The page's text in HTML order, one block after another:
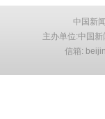
中国新
主办单位:中国
信箱: